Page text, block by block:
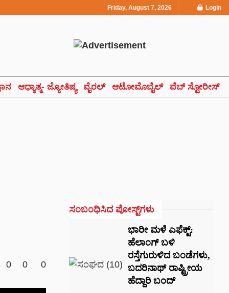
Friday, August 7, 2026 Login
ಆಧ್ಯಾತ್ಮ- ಜ್ಯೋತಿಷ್ಯ ವೈರಲ್ ಆಟೋಮೊಬೈಲ್ ವೆಬ್ ಸ್ಟೋರೀಸ್
0 0 0
ಸಂಬಂಧಿಸಿದ ಪೋಸ್ಟ್‌ಗಳು
ಭಾರೀ ಮಳೆ ಎಫೆಕ್ಟ್‌:
ಹೆಲಾಂಗ್ ಬಳಿ
ರಸ್ತೆಗುರುಳಿದ ಬಂಡೆಗಳು,
ಬದರಿನಾಥ್‌ ರಾಷ್ಟ್ರೀಯ
ಹೆದ್ದಾರಿ ಬಂದ್‌